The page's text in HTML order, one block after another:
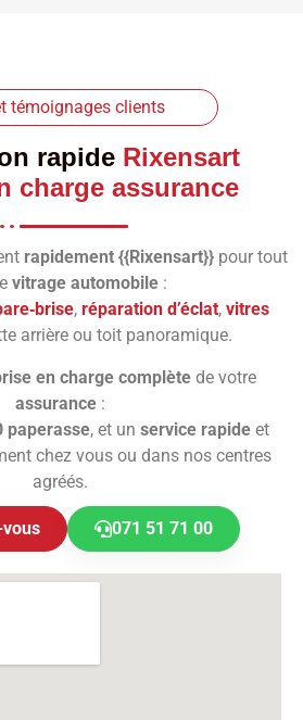
témoignages clients
rapide Rixensart
charge assurance
rapidement {{Rixensart}}pour tout
vitrage automobile :
, réparation d’éclat, vitres
arrière ou toit panoramique.
en charge complètede votre
assurance:
paperasse, et un service rapideet
chez vous ou dans nos centres
agréés.
071 51 71 00